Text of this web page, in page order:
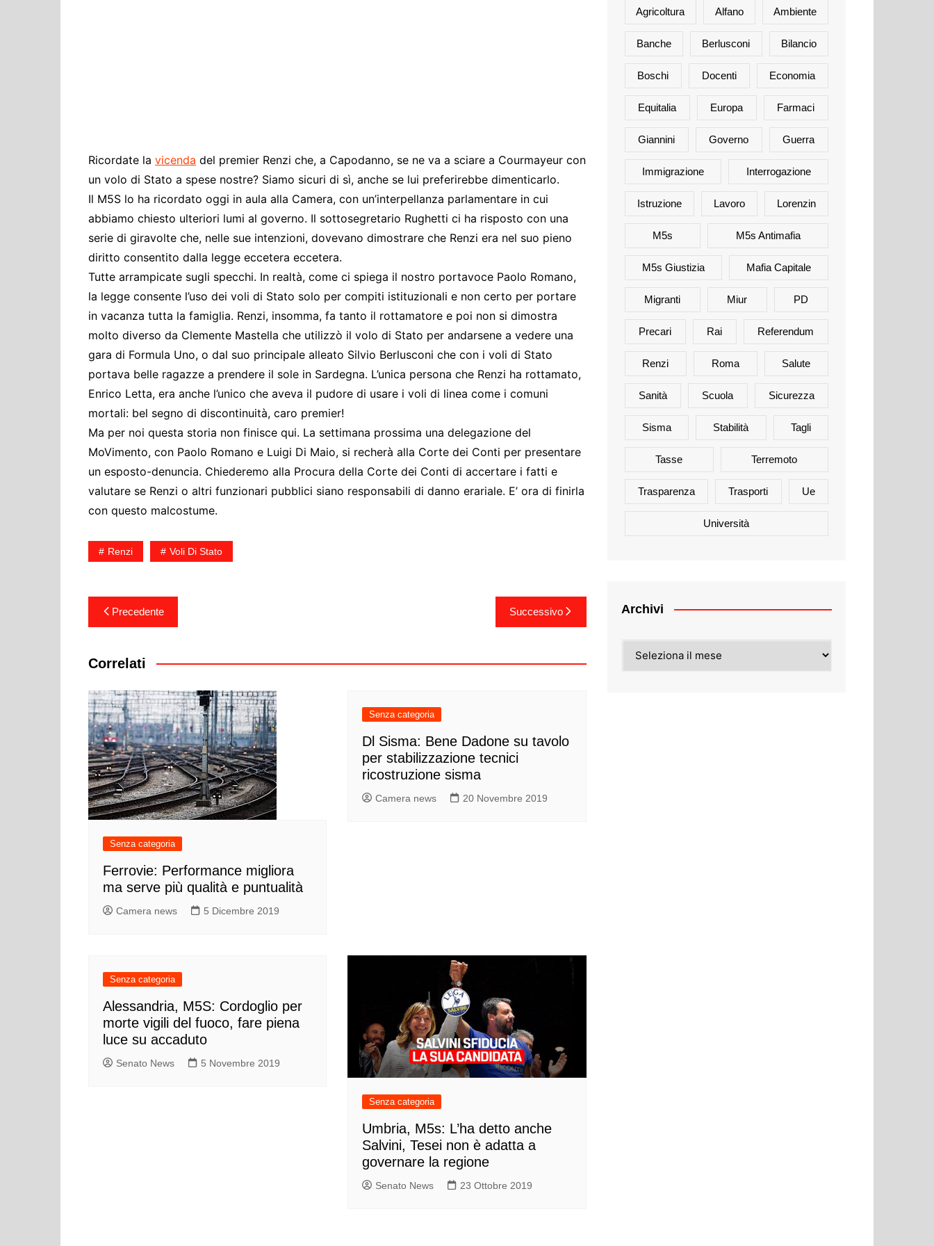
Politiche europee
Rifiuti
Ricordate la vicenda del premier Renzi che, a Capodanno, se ne va a sciare a Courmayeur con
un volo di Stato a spese nostre? Siamo sicuri di sì, anche se lui preferirebbe dimenticarlo.
Il M5S lo ha ricordato oggi in aula alla Camera, con un’interpellanza parlamentare in cui
abbiamo chiesto ulteriori lumi al governo. Il sottosegretario Rughetti ci ha risposto con una
serie di giravolte che, nelle sue intenzioni, dovevano dimostrare che Renzi era nel suo pieno
diritto consentito dalla legge eccetera eccetera.
Tutte arrampicate sugli specchi. In realtà, come ci spiega il nostro portavoce Paolo Romano,
la legge consente l’uso dei voli di Stato solo per compiti istituzionali e non certo per portare
in vacanza tutta la famiglia. Renzi, insomma, fa tanto il rottamatore e poi non si dimostra
molto diverso da Clemente Mastella che utilizzò il volo di Stato per andarsene a vedere una
gara di Formula Uno, o dal suo principale alleato Silvio Berlusconi che con i voli di Stato
portava belle ragazze a prendere il sole in Sardegna. L’unica persona che Renzi ha rottamato,
Enrico Letta, era anche l’unico che aveva il pudore di usare i voli di linea come i comuni
mortali: bel segno di discontinuità, caro premier!
Ma per noi questa storia non finisce qui. La settimana prossima una delegazione del
MoVimento, con Paolo Romano e Luigi Di Maio, si recherà alla Corte dei Conti per presentare
un esposto-denuncia. Chiederemo alla Procura della Corte dei Conti di accertare i fatti e
valutare se Renzi o altri funzionari pubblici siano responsabili di danno erariale. E’ ora di finirla
con questo malcostume.
Renzi Voli Di Stato
Navigazione
articoli
Precedente Successivo
Correlati
Senza categoria
Ferrovie: Performance migliora
ma serve più qualità e puntualità
Camera news 5 Dicembre 2019
Senza categoria
Dl Sisma: Bene Dadone su tavolo
per stabilizzazione tecnici
ricostruzione sisma
Camera news 20 Novembre 2019
Senza categoria
Alessandria, M5S: Cordoglio per
morte vigili del fuoco, fare piena
luce su accaduto
Senato News 5 Novembre 2019
Senza categoria
Umbria, M5s: L’ha detto anche
Salvini, Tesei non è adatta a
governare la regione
Senato News 23 Ottobre 2019
Agricoltura Alfano Ambiente
Banche Berlusconi Bilancio
Boschi Docenti Economia
Equitalia Europa Farmaci
Giannini Governo Guerra
Immigrazione Interrogazione
Istruzione Lavoro Lorenzin
M5s M5s Antimafia
M5s Giustizia Mafia Capitale
Migranti Miur PD
Precari Rai Referendum
Renzi Roma Salute
Sanità Scuola Sicurezza
Sisma Stabilità Tagli
Tasse Terremoto
Trasparenza Trasporti Ue
Università
Archivi